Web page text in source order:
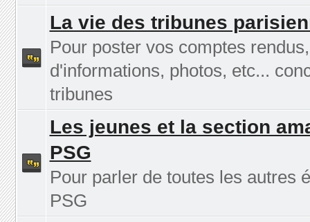
La vie des tribunes
Pour poster vos comptes
d'informations, photos, etc...
tribunes
Les jeunes et la section
PSG
Pour parler de toutes les autres
PSG